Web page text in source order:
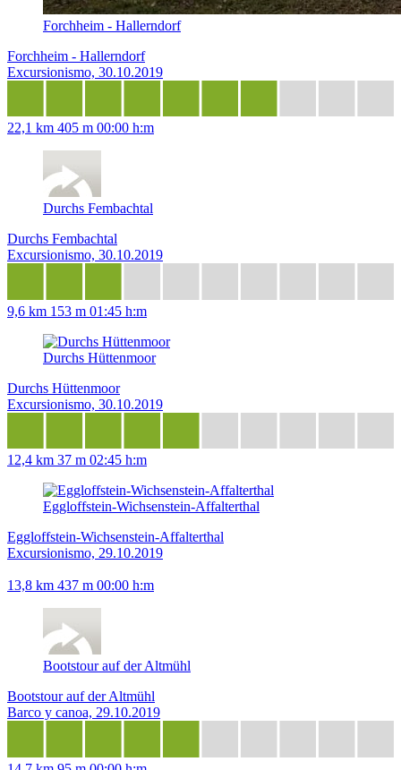
Forchheim - Hallerndorf
Forchheim - Hallerndorf
Excursionismo, 30.10.2019
22,1 km 405 m 00:00 h:m
Durchs Fembachtal
Durchs Fembachtal
Excursionismo, 30.10.2019
9,6 km 153 m 01:45 h:m
Durchs Hüttenmoor
Durchs Hüttenmoor
Excursionismo, 30.10.2019
12,4 km 37 m 02:45 h:m
Eggloffstein-Wichsenstein-Affalterthal
Eggloffstein-Wichsenstein-Affalterthal
Excursionismo, 29.10.2019
13,8 km 437 m 00:00 h:m
Bootstour auf der Altmühl
Bootstour auf der Altmühl
Barco y canoa, 29.10.2019